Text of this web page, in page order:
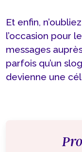
Et enfin,
l’occasion pour
messages
parfois qu’un
devienne une